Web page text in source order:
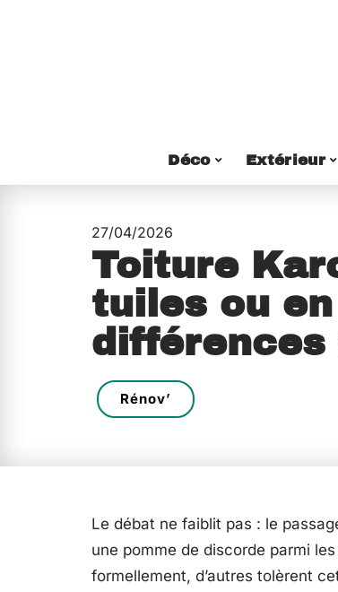
Déco Extérieur
27/04/2026
Toiture
tuiles ou
différences
Rénov’
Le débat ne faiblit pas : le
une pomme de discorde parmi
formellement, d’autres tolèrent